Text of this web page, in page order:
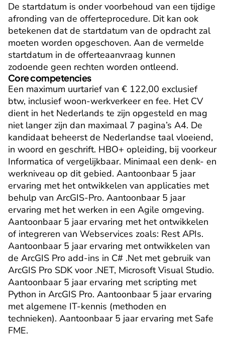
De startdatum is onder voorbehoud van een tijdige
afronding van de offerteprocedure. Dit kan ook
betekenen dat de startdatum van de opdracht zal
moeten worden opgeschoven. Aan de vermelde
startdatum in de offerteaanvraag kunnen
zodoende geen rechten worden ontleend.
Core competencies
Een maximum uurtarief van € 122,00 exclusief
btw, inclusief woon-werkverkeer en fee. Het CV
dient in het Nederlands te zijn opgesteld en mag
niet langer zijn dan maximaal 7 pagina’s A4. De
kandidaat beheerst de Nederlandse taal vloeiend,
in woord en geschrift. HBO+ opleiding, bij voorkeur
Informatica of vergelijkbaar. Minimaal een denk- en
werkniveau op dit gebied. Aantoonbaar 5 jaar
ervaring met het ontwikkelen van applicaties met
behulp van ArcGIS-Pro. Aantoonbaar 5 jaar
ervaring met het werken in een Agile omgeving.
Aantoonbaar 5 jaar ervaring met het ontwikkelen
of integreren van Webservices zoals: Rest APIs.
Aantoonbaar 5 jaar ervaring met ontwikkelen van
de ArcGIS Pro add-ins in C# .Net met gebruik van
ArcGIS Pro SDK voor .NET, Microsoft Visual Studio.
Aantoonbaar 5 jaar ervaring met scripting met
Python in ArcGIS Pro. Aantoonbaar 5 jaar ervaring
met algemene IT-kennis (methoden en
technieken). Aantoonbaar 5 jaar ervaring met Safe
FME.